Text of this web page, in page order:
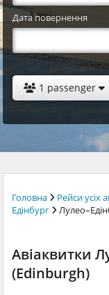
Дата повернення
1 passenger
Головна Рейси усіх
Едінбург
Авіаквитки
(Edinburgh)